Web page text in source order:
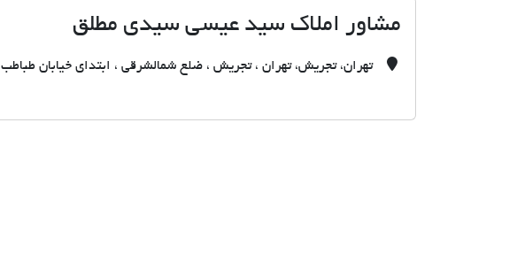
مشاور املاک سید عیسی سیدی مطلق
تهران، تجریش، تهران ، تجریش ، ضلع شمالشرقی ، ابتدای خیابان طباطب